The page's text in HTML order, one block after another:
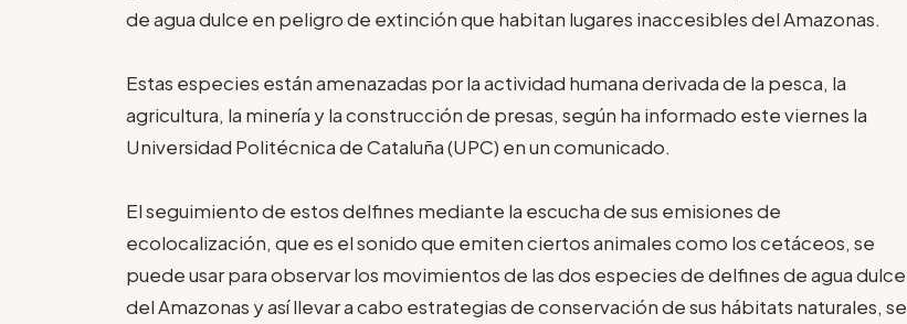
de agua dulce en peligro de extinción que habitan lugares inaccesibles del Amazonas.
Estas especies están amenazadas por la actividad humana derivada de la pesca, la
agricultura, la minería y la construcción de presas, según ha informado este viernes la
Universidad Politécnica de Cataluña (UPC) en un comunicado.
El seguimiento de estos delfines mediante la escucha de sus emisiones de
ecolocalización, que es el sonido que emiten ciertos animales como los cetáceos, se
puede usar para observar los movimientos de las dos especies de delfines de agua dulce
del Amazonas y así llevar a cabo estrategias de conservación de sus hábitats naturales, se